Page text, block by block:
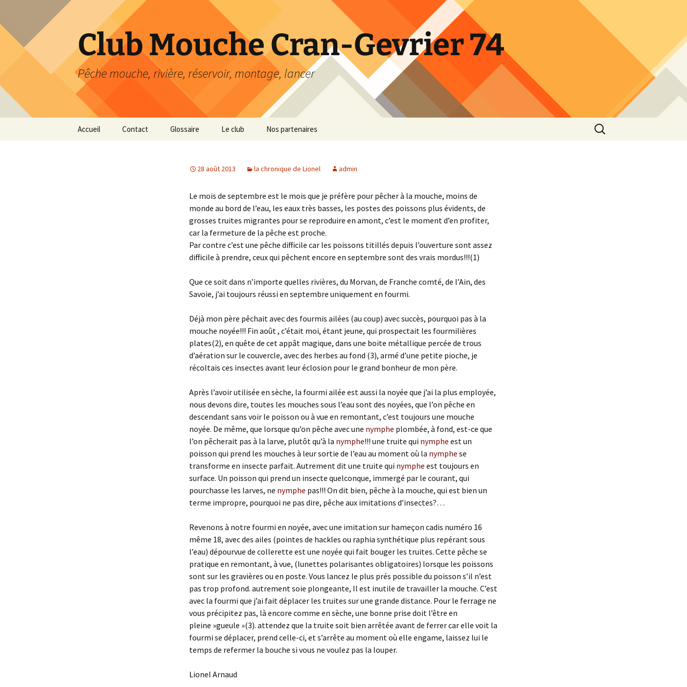
contenu
Club Mouche Cran-Gevrier 74
Pêche mouche, rivière, réservoir, montage, lancer
Accueil Contact Glossaire Le club Nos partenaires
Rechercher :
28 août 2013 la chronique de Lionel admin
Le mois de septembre est le mois que je préfère pour pêcher à la mouche, moins de
monde au bord de l’eau, les eaux très basses, les postes des poissons plus évidents, de
grosses truites migrantes pour se reproduire en amont, c’est le moment d’en profiter,
car la fermeture de la pêche est proche.
Par contre c’est une pêche difficile car les poissons titillés depuis l’ouverture sont assez
difficile à prendre, ceux qui pêchent encore en septembre sont des vrais mordus!!!(1)
Que ce soit dans n’importe quelles rivières, du Morvan, de Franche comté, de l’Ain, des
Savoie, j’ai toujours réussi en septembre uniquement en fourmi.
Déjà mon père pêchait avec des fourmis ailées (au coup) avec succès, pourquoi pas à la
mouche noyée!!! Fin août , c’était moi, étant jeune, qui prospectait les fourmilières
plates(2), en quête de cet appât magique, dans une boite métallique percée de trous
d’aération sur le couvercle, avec des herbes au fond (3), armé d’une petite pioche, je
récoltais ces insectes avant leur éclosion pour le grand bonheur de mon père.
Après l’avoir utilisée en sèche, la fourmi ailée est aussi la noyée que j’ai la plus employée,
nous devons dire, toutes les mouches sous l’eau sont des noyées, que l’on pêche en
descendant sans voir le poisson ou à vue en remontant, c’est toujours une mouche
noyée. De même, que lorsque qu’on pêche avec une nymphe plombée, à fond, est-ce que
l’on pêcherait pas à la larve, plutôt qu’à la nymphe!!! une truite qui nymphe est un
poisson qui prend les mouches à leur sortie de l’eau au moment où la nymphe se
transforme en insecte parfait. Autrement dit une truite qui nymphe est toujours en
surface. Un poisson qui prend un insecte quelconque, immergé par le courant, qui
pourchasse les larves, ne nymphe pas!!! On dit bien, pêche à la mouche, qui est bien un
terme impropre, pourquoi ne pas dire, pêche aux imitations d’insectes?…
Revenons à notre fourmi en noyée, avec une imitation sur hameçon cadis numéro 16
même 18, avec des ailes (pointes de hackles ou raphia synthétique plus repérant sous
l’eau) dépourvue de collerette est une noyée qui fait bouger les truites. Cette pêche se
pratique en remontant, à vue, (lunettes polarisantes obligatoires) lorsque les poissons
sont sur les gravières ou en poste. Vous lancez le plus prés possible du poisson s’il n’est
pas trop profond. autrement soie plongeante, Il est inutile de travailler la mouche. C’est
avec la fourmi que j’ai fait déplacer les truites sur une grande distance. Pour le ferrage ne
vous précipitez pas, là encore comme en sèche, une bonne prise doit l’être en
pleine »gueule »(3). attendez que la truite soit bien arrêtée avant de ferrer car elle voit la
fourmi se déplacer, prend celle-ci, et s’arrête au moment où elle engame, laissez lui le
temps de refermer la bouche si vous ne voulez pas la louper.
Lionel Arnaud